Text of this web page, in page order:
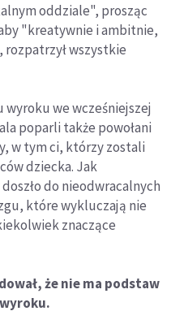
oddziale", prosząc
"kreatywnie i ambitnie,
rozpatrzył wszystkie
we wcześniejszej
poparli także powołani
w tym ci, którzy zostali
dziecka. Jak
do nieodwracalnych
które wykluczają nie
znaczące
że nie ma podstaw